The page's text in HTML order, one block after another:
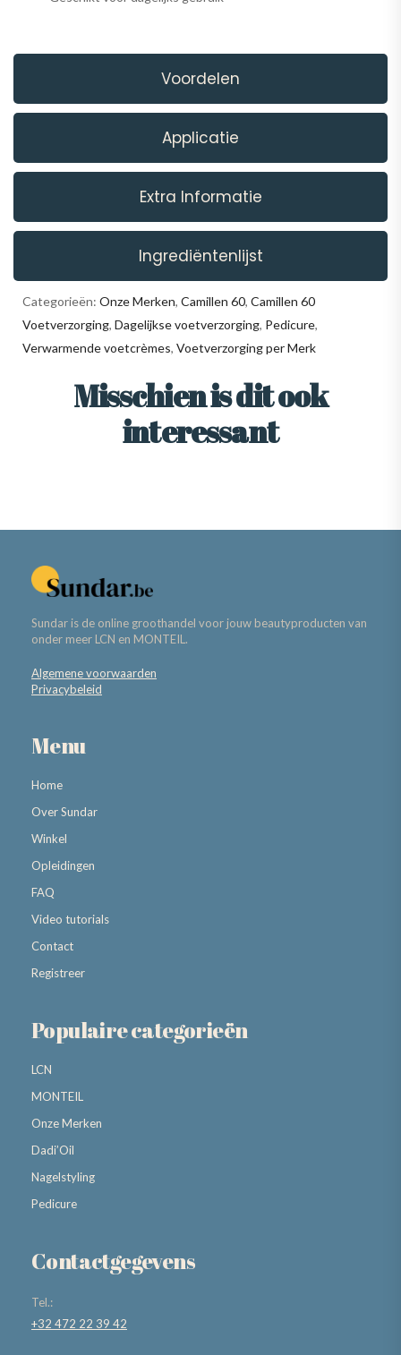
Voordelen
Applicatie
Extra Informatie
Ingrediëntenlijst
Categorieën: Onze Merken, Camillen 60, Camillen 60
Voetverzorging, Dagelijkse voetverzorging, Pedicure,
Verwarmende voetcrèmes, Voetverzorging per Merk
Misschien is dit ook
interessant
Sundar is de online groothandel voor jouw beautyproducten van
onder meer LCN en MONTEIL.
Algemene voorwaarden
Privacybeleid
Menu
Home
Over Sundar
Winkel
Opleidingen
FAQ
Video tutorials
Contact
Registreer
Populaire categorieën
LCN
MONTEIL
Onze Merken
Dadi’Oil
Nagelstyling
Pedicure
Contactgegevens
Tel.:
+32 472 22 39 42